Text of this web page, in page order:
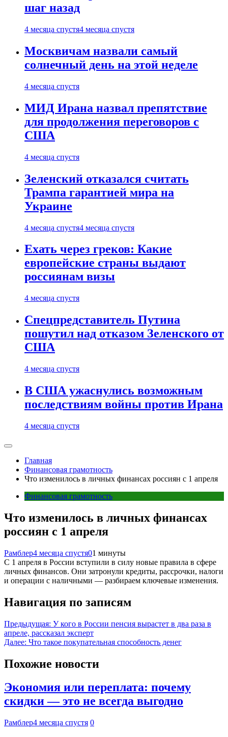
шаг назад
4 месяца спустя4 месяца спустя
Москвичам назвали самый
солнечный день на этой неделе
4 месяца спустя
МИД Ирана назвал препятствие
для продолжения переговоров с
США
4 месяца спустя
Зеленский отказался считать
Трампа гарантией мира на
Украине
4 месяца спустя4 месяца спустя
Ехать через греков: Какие
европейские страны выдают
россиянам визы
4 месяца спустя
Спецпредставитель Путина
пошутил над отказом Зеленского от
США
4 месяца спустя
В США ужаснулись возможным
последствиям войны против Ирана
4 месяца спустя
Главная
Финансовая грамотность
Что изменилось в личных финансах россиян с 1 апреля
Финансовая грамотность
Что изменилось в личных финансах
россиян с 1 апреля
Рамблер4 месяца спустя01 минуты
С 1 апреля в России вступили в силу новые правила в сфере
личных финансов. Они затронули кредиты, рассрочки, налоги
и операции с наличными — разбираем ключевые изменения.
Навигация по записям
Предыдущая: У кого в России пенсия вырастет в два раза в
апреле, рассказал эксперт
Далее: Что такое покупательная способность денег
Похожие новости
Экономия или переплата: почему
скидки — это не всегда выгодно
Рамблер4 месяца спустя 0